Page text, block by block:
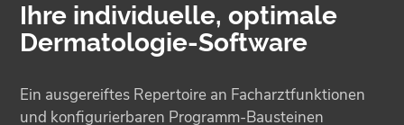
Ihre individuelle, optimale
Dermatologie-Software
Ein ausgereiftes Repertoire an Facharztfunktionen
und konfigurierbaren Programm-Bausteinen